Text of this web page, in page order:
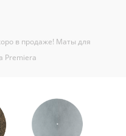
в продаже! Маты для
Premiera